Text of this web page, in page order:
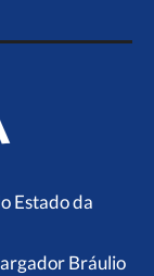
Estado da
Bráulio